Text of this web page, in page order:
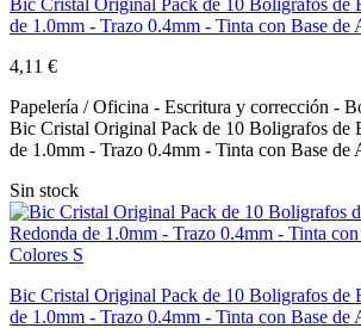
de 1.0mm - Trazo 0.4mm - Tinta con Base de
4,11 €
Papelería / Oficina - Escritura y corrección -
Bic Cristal Original Pack de 10 Boligrafos de
de 1.0mm - Trazo 0.4mm - Tinta con Base de
Sin stock
Bic Cristal Original Pack de 10 Boligrafos de
de 1.0mm - Trazo 0.4mm - Tinta con Base de